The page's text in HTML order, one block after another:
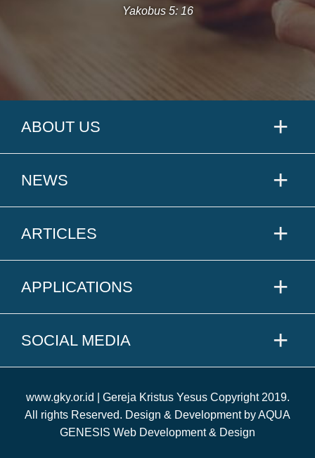
Yakobus 5: 16
ABOUT US
NEWS
ARTICLES
APPLICATIONS
SOCIAL MEDIA
www.gky.or.id | Gereja Kristus Yesus Copyright 2019.
All rights Reserved. Design & Development by AQUA
GENESIS Web Development & Design